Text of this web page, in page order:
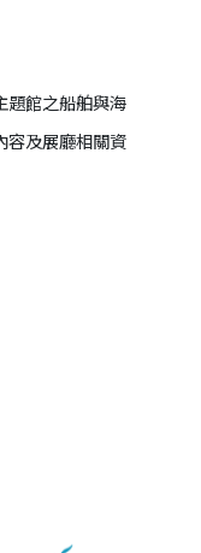
題館之船舶與海
容及展廳相關資